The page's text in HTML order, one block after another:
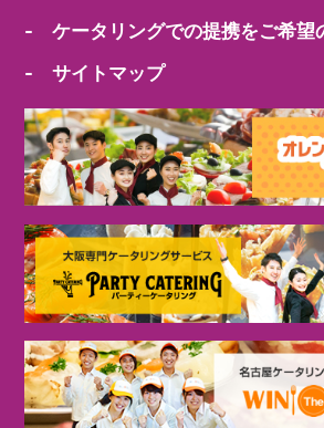
- ケータリングでの提携をご希望
- サイトマップ